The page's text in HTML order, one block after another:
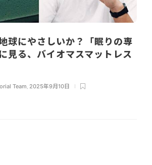
球にやさしいか？「眠りの専
見る、バイオマスマットレス
Team 2025年9月10日